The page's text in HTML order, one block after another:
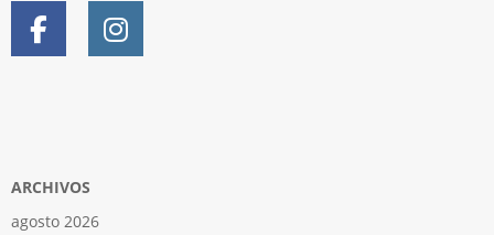
ARCHIVOS
agosto 2026